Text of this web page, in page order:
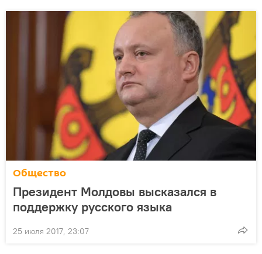
Общество
Президент Молдовы высказался в
поддержку русского языка
25 июля 2017, 23:07